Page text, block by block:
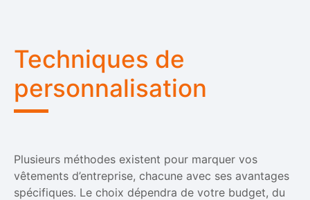
Techniques de
personnalisation
Plusieurs méthodes existent pour marquer vos
vêtements d’entreprise, chacune avec ses avantages
spécifiques. Le choix dépendra de votre budget, du